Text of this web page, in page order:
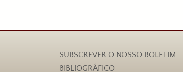
SUBSCREVER O NOSSO BOLETIM
BIBLIOGRÁFICO